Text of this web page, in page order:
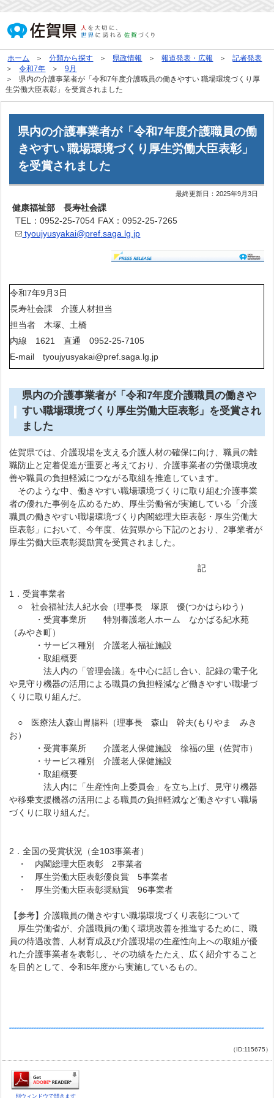
ホーム 分類から探す 県政情報 報道発表・広報
記者発表
令和7年
9月
県内の介護事業者が「令和7年度介護職員の働きやすい 職場環境づくり厚
生労働大臣表彰」を受賞されました
県内の介護事業者が「令和7年度介護職員の働
きやすい 職場環境づくり厚生労働大臣表彰」
を受賞されました
最終更新日：2025年9月3日
健康福祉部 長寿社会課
TEL：0952-25-7054 FAX：0952-25-7265
tyoujyusyakai@pref.saga.lg.jp
令和7年9月3日
長寿社会課 介護人材担当
担当者 木塚、土橋
内線 1621 直通 0952-25-7105
E-mail tyoujyusyakai@pref.saga.lg.jp
県内の介護事業者が「令和7年度介護職員の働きや
すい職場環境づくり厚生労働大臣表彰」を受賞され
ました
佐賀県では、介護現場を支える介護人材の確保に向け、職員の離
職防止と定着促進が重要と考えており、介護事業者の労働環境改
善や職員の負担軽減につながる取組を推進しています。
そのような中、働きやすい職場環境づくりに取り組む介護事業
者の優れた事例を広めるため、厚生労働省が実施している「介護
職員の働きやすい職場環境づくり内閣総理大臣表彰・厚生労働大
臣表彰」において、今年度、佐賀県から下記のとおり、2事業者が
厚生労働大臣表彰奨励賞を受賞されました。
記
1．受賞事業者
○ 社会福祉法人紀水会（理事長 塚原 優(つかはらゆう）
・受賞事業所 特別養護老人ホーム なかばる紀水苑
（みやき町）
・サービス種別 介護老人福祉施設
・取組概要
法人内の「管理会議」を中心に話し合い、記録の電子化
や見守り機器の活用による職員の負担軽減など働きやすい職場づ
くりに取り組んだ。
○ 医療法人森山胃腸科（理事長 森山 幹夫(もりやま みき
お）
・受賞事業所 介護老人保健施設 徐福の里（佐賀市）
・サービス種別 介護老人保健施設
・取組概要
法人内に「生産性向上委員会」を立ち上げ、見守り機器
や移乗支援機器の活用による職員の負担軽減など働きやすい職場
づくりに取り組んだ。
2．全国の受賞状況（全103事業者）
・ 内閣総理大臣表彰 2事業者
・ 厚生労働大臣表彰優良賞 5事業者
・ 厚生労働大臣表彰奨励賞 96事業者
【参考】介護職員の働きやすい職場環境づくり表彰について
厚生労働省が、介護職員の働く環境改善を推進するために、職
員の待遇改善、人材育成及び介護現場の生産性向上への取組が優
れた介護事業者を表彰し、その功績をたたえ、広く紹介すること
を目的として、令和5年度から実施しているもの。
（ID:115675）
別ウィンドウで開きます